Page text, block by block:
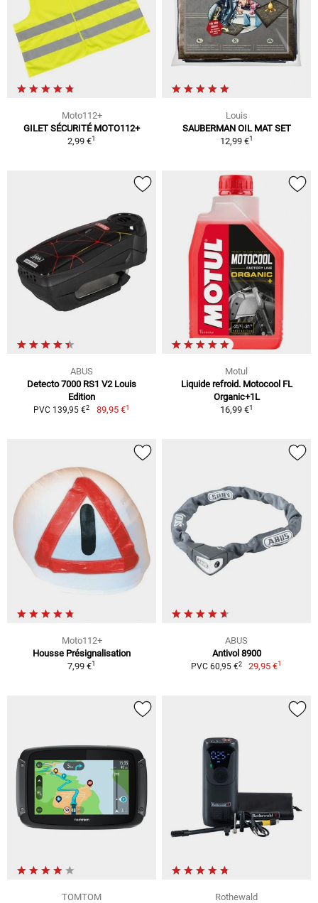
Moto112+
GILET SÉCURITÉ MOTO112+
2,99 €1
Louis
SAUBERMAN OIL MAT SET
12,99 €1
ABUS
Detecto 7000 RS1 V2 Louis
Edition
PVC 139,95 €2 89,95 €1
Motul
Liquide refroid. Motocool FL
Organic+1L
16,99 €1
Moto112+
Housse Présignalisation
7,99 €1
ABUS
Antivol 8900
PVC 60,95 €2 29,95 €1
TOMTOM
Rothewald